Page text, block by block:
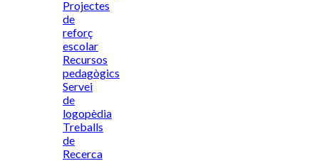
Projectes
de
reforç
escolar
Recursos
pedagògics
Servei
de
logopèdia
Treballs
de
Recerca